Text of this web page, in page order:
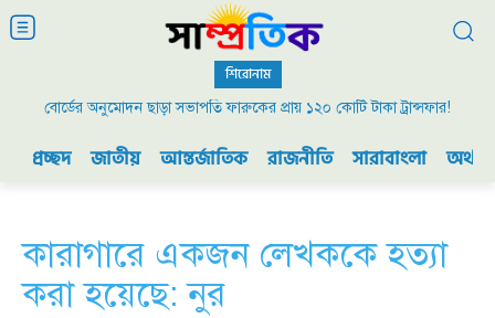
শিরোনাম
বোর্ডের অনুমোদন ছাড়া সভাপতি ফারুকের প্রায় ১২০ কোটি টাকা ট্রান্সফার!
প্রচ্ছদ জাতীয় আন্তর্জাতিক রাজনীতি সারাবাংলা
কারাগারে একজন লেখককে হত্যা
করা হয়েছে: নুর